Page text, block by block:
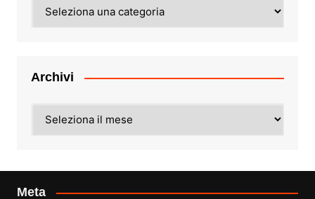
Archivi
Meta